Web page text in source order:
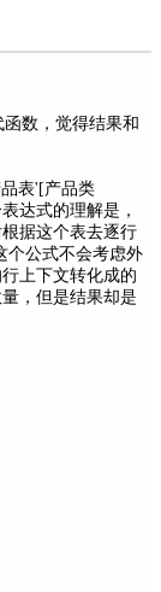
数，觉得结果和
表'[产品类
达式的理解是，
据这个表去逐行
个公式不会考虑外
上下文转化成的
，但是结果却是